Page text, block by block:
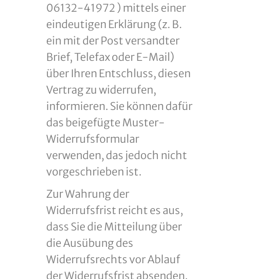
06132-41972 ) mittels einer
eindeutigen Erklärung (z. B.
ein mit der Post versandter
Brief, Telefax oder E-Mail)
über Ihren Entschluss, diesen
Vertrag zu widerrufen,
informieren. Sie können dafür
das beigefügte Muster-
Widerrufsformular
verwenden, das jedoch nicht
vorgeschrieben ist.
Zur Wahrung der
Widerrufsfrist reicht es aus,
dass Sie die Mitteilung über
die Ausübung des
Widerrufsrechts vor Ablauf
der Widerrufsfrist absenden.